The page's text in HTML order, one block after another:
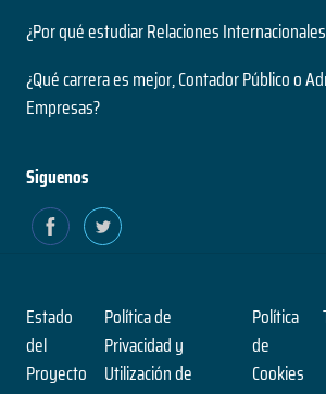
¿Por qué estudiar Relaciones
¿Qué carrera es mejor, Contador Público o
Empresas?
Siguenos
Estado
del
Proyecto
Política de
Privacidad y
Utilización de
Política
de
Cookies